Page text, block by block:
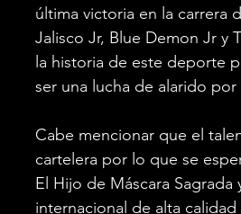
última victoria en la carrera
Jalisco Jr, Blue Demon Jr y
la historia de este deporte
ser una lucha de alarido
Cabe mencionar que el
cartelera por lo que se
El Hijo de Máscara
internacional de alta